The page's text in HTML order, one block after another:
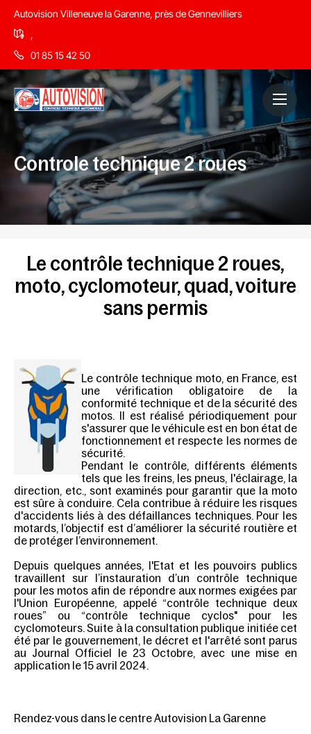
Autovision Villeneuve la Garenne, près de Gennevilliers
,
01 85 15 42 50
Controle technique 2 roues
Le contrôle technique 2 roues,
moto, cyclomoteur, quad, voiture
sans permis
Le contrôle technique moto, en France, est
une vérification obligatoire de la
conformité technique et de la sécurité des
motos. Il est réalisé périodiquement pour
s'assurer que le véhicule est en bon état de
fonctionnement et respecte les normes de
sécurité.
Pendant le contrôle, différents éléments
tels que les freins, les pneus, l'éclairage, la
direction, etc., sont examinés pour garantir que la moto
est sûre à conduire. Cela contribue à réduire les risques
d'accidents liés à des défaillances techniques. Pour les
motards, l’objectif est d’améliorer la sécurité routière et
de protéger l’environnement.
Depuis quelques années, l'Etat et les pouvoirs publics
travaillent sur l’instauration d’un contrôle technique
pour les motos afin de répondre aux normes exigées par
l'Union Européenne, appelé “contrôle technique deux
roues” ou “contrôle technique cyclos" pour les
cyclomoteurs. Suite à la consultation publique initiée cet
été par le gouvernement, le décret et l'arrêté sont parus
au Journal Officiel le 23 Octobre, avec une mise en
application le 15 avril 2024.
Rendez-vous dans le centre Autovision La Garenne